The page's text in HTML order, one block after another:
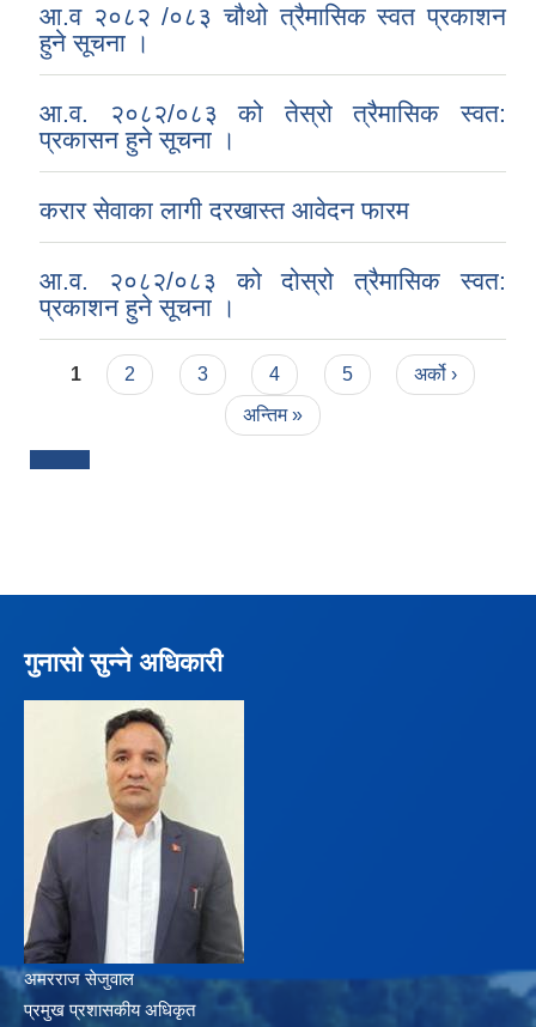
आ.व २०८२ /०८३ चौथो त्रैमासिक स्वत प्रकाशन
हुने सूचना ।
आ.व. २०८२/०८३ को तेस्रो त्रैमासिक स्वत:
प्रकासन हुने सूचना ।
करार सेवाका लागी दरखास्त आवेदन फारम
आ.व. २०८२/०८३ को दोस्रो त्रैमासिक स्वत:
प्रकाशन हुने सूचना ।
Pages
1 2 3 4 5
अर्को ›
अन्तिम »
गुनासो सुन्ने अधिकारी
अमरराज सेजुवाल
प्रमुख प्रशासकीय अधिकृत